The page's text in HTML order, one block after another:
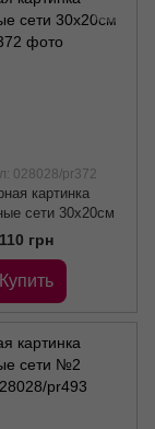
028028/pr372
картинка
сети 30x20см
110 грн
Купить